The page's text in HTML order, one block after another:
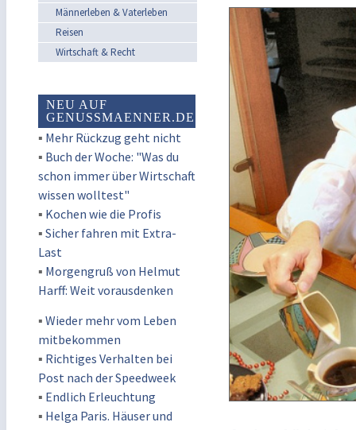
Männerleben & Vaterleben
Reisen
Wirtschaft & Recht
NEU AUF
GENUSSMAENNER.DE
▪ Mehr Rückzug geht nicht
▪ Buch der Woche: "Was du
schon immer über Wirtschaft
wissen wolltest"
▪ Kochen wie die Profis
▪ Sicher fahren mit Extra-
Last
▪ Morgengruß von Helmut
Harff: Weit vorausdenken
▪ Wieder mehr vom Leben
mitbekommen
▪ Richtiges Verhalten bei
Post nach der Speedweek
▪ Endlich Erleuchtung
▪ Helga Paris. Häuser und